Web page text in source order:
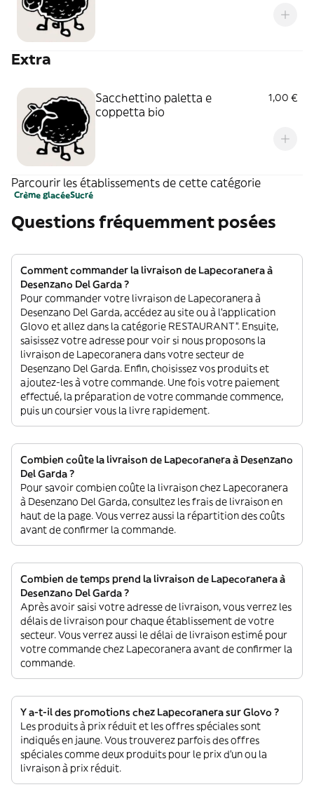
Extra
Sacchettino paletta e
coppetta bio
1,00 €
Parcourir les établissements de cette catégorie
Crème glacéeSucré
Questions fréquemment posées
Comment commander la livraison de Lapecoranera à
Desenzano Del Garda ?
Pour commander votre livraison de Lapecoranera à
Desenzano Del Garda, accédez au site ou à l'application
Glovo et allez dans la catégorie RESTAURANT”. Ensuite,
saisissez votre adresse pour voir si nous proposons la
livraison de Lapecoranera dans votre secteur de
Desenzano Del Garda. Enfin, choisissez vos produits et
ajoutez-les à votre commande. Une fois votre paiement
effectué, la préparation de votre commande commence,
puis un coursier vous la livre rapidement.
Combien coûte la livraison de Lapecoranera à Desenzano
Del Garda ?
Pour savoir combien coûte la livraison chez Lapecoranera
à Desenzano Del Garda, consultez les frais de livraison en
haut de la page. Vous verrez aussi la répartition des coûts
avant de confirmer la commande.
Combien de temps prend la livraison de Lapecoranera à
Desenzano Del Garda ?
Après avoir saisi votre adresse de livraison, vous verrez les
délais de livraison pour chaque établissement de votre
secteur. Vous verrez aussi le délai de livraison estimé pour
votre commande chez Lapecoranera avant de confirmer la
commande.
Y a-t-il des promotions chez Lapecoranera sur Glovo ?
Les produits à prix réduit et les offres spéciales sont
indiqués en jaune. Vous trouverez parfois des offres
spéciales comme deux produits pour le prix d'un ou la
livraison à prix réduit.